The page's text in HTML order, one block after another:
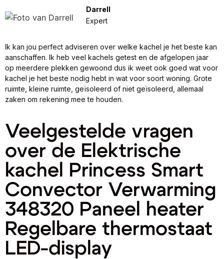
Darrell
Expert
Ik kan jou perfect adviseren over welke kachel je het beste kan
aanschaffen. Ik heb veel kachels getest en de afgelopen jaar
op meerdere plekken gewoond dus ik weet ook goed wat voor
kachel je het beste nodig hebt in wat voor soort woning. Grote
ruimte, kleine ruimte, geïsoleerd of niet geïsoleerd, allemaal
zaken om rekening mee te houden.
Veelgestelde vragen
over de Elektrische
kachel Princess Smart
Convector Verwarming
348320 Paneel heater
Regelbare thermostaat
LED-display